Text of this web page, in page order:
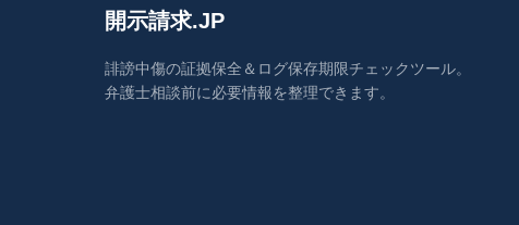
開示請求.JP
誹謗中傷の証拠保全＆ログ保存期限チェックツール。
弁護士相談前に必要情報を整理できます。